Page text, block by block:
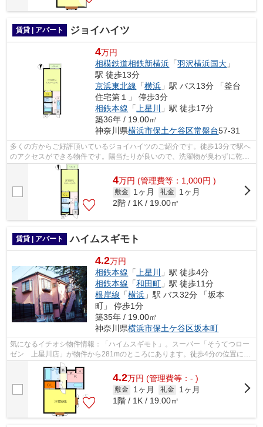
賃貸 | アパート ジョイハイツ
4万円
相模鉄道相鉄新横浜 「羽沢横浜国大 」
駅 徒歩13分
京浜東北線 「横浜 」駅 バス13分 「釜台
住宅第１」 停歩3分
相鉄本線 「 上星川
」駅 徒歩17分
築36年 / 19.00㎡
神奈川県横浜市保土ケ谷区常盤台57-31
多くの方からご好評頂いているジョイハイツのご紹介です。徒歩13分で駅へ
のアクセスができる物件です。陽当たりが良いので、洗濯物が臭わずに乾き
ます。こちらのアパートから200mのと...
4万円 (管理費等：1,000円 )
敷金 1ヶ月 礼金
1ヶ月
2階 / 1K / 19.00㎡
賃貸 | アパート ハイムスギモト
4.2万円
相鉄本線 「 上星川 」駅 徒歩4分
相鉄本線 「和田町 」駅 徒歩11分
根岸線 「横浜 」駅 バス32分 「坂本
町」 停歩1分
築35年 / 19.00㎡
神奈川県横浜市保土ケ谷区坂本町
気になるイチオシ物件情報：「ハイムスギモト」。スーパー「そうてつロー
ゼン 上星川店」が物件から281mのところにあります。徒歩4分の位置に駅
がある物件です。平坦な場所にあるアパ...
4.2万円 (管理費等：- )
敷金 1ヶ月 礼金
1ヶ月
1階 / 1K / 19.00㎡